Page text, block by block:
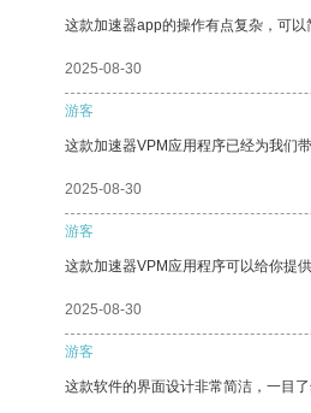
这款加速器app的操作有点复杂，可以
2025-08-30
游客
这款加速器VPM应用程序已经为我们
2025-08-30
游客
这款加速器VPM应用程序可以给你提
2025-08-30
游客
这款软件的界面设计非常简洁，一目了